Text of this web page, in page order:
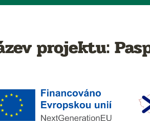
projektu: